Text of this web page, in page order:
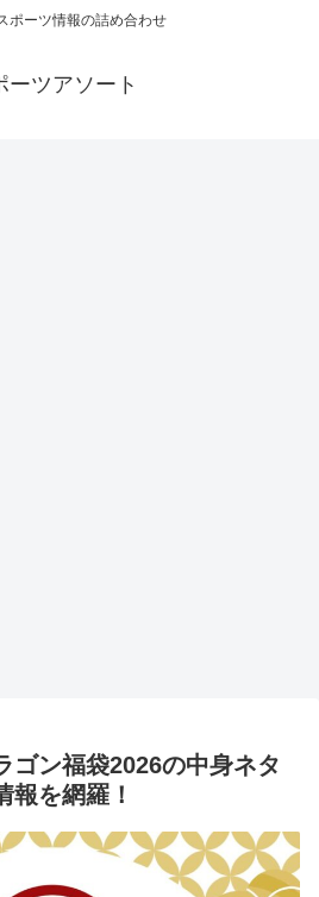
ポーツ情報の詰め合わせ
ーツアソート
ゴン福袋2026の中身ネタ
報を網羅！